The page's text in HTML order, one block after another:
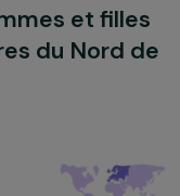
femmes et
du